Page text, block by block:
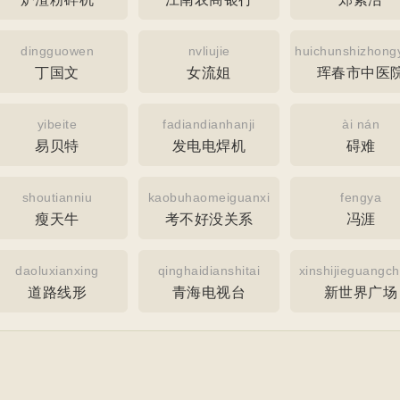
dingguowen
丁国文
nvliujie
女流姐 珲春市中医
yibeite
易贝特
fadiandianhanji
发电电焊机
ài nán
碍难
shoutianniu
瘦天牛
kaobuhaomeiguanxi
考不好没关系
fengya
冯涯
daoluxianxing
道路线形
qinghaidianshitai
青海电视台 新世界广场